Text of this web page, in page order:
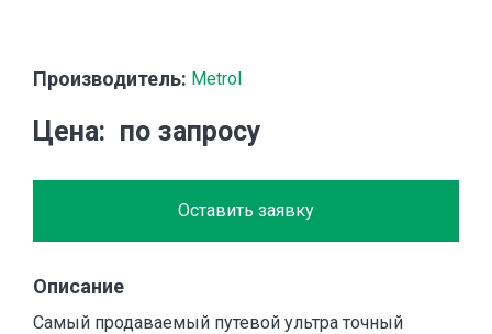
Производитель: Metrol
Цена по запросу
Оставить заявку
Описание
Самый продаваемый путевой ультра точный